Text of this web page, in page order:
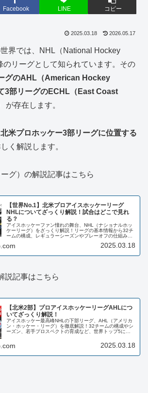
Facebook LINE コピー
2025.03.18 2026.05.17
界では、NHL（National Hockey
のリーグとして知られています。その
グのAHL（American Hockey
3部リーグのECHL（East Coast
が存在します。
北米プロホッケー3部リーグに位置する
く解説します。
グ）の解説記事はこちら
【世界No.1】北米プロアイスホッケーリーグ
NHLについてざっくり解説！試合はどこで見れ
る？
アイスホッケーファン憧れの舞台、NHL（ナショナルホッ
ケーリーグ）をざっくり解説！リーグの基本情報から32チ
ームの構成、レギュラーシーズンやプレーオフの仕組み、
レーを観戦する方法も紹介します。初心者の方もこれを見
2025.03.18
説記事はこちら
【北米2部】プロアイスホッケーリーグAHLにつ
いてざっくり解説！
アイスホッケー最高峰NHLの下部リーグ、AHL（アメリカ
ン・ホッケー・リーグ）を徹底解説！32チームの構成やシ
ーズン、若手プロスペクトの育成など、世界トップ5に入
来のスター選手が集まるAHLを知れば、アイスホッケー観
戦がもっと楽しくなります！
2025.03.18